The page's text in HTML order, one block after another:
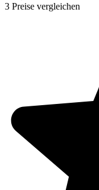
3 Preise vergleichen